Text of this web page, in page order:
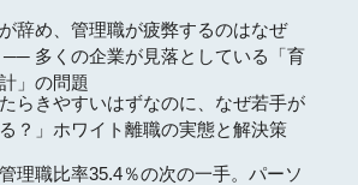
辞め、管理職が疲弊するのはなぜ
── 多くの企業が見落としている「育
」の問題
たらきやすいはずなのに、なぜ若手が
？」ホワイト離職の実態と解決策
理職比率35.4％の次の一手。パーソ